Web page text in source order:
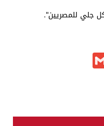
جلي للمصريين".